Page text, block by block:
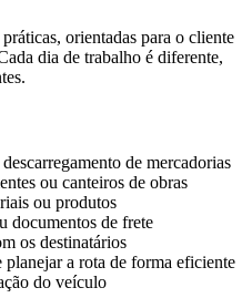
orientadas para o cliente
dia de trabalho é diferente,
de mercadorias
ou canteiros de obras
ou produtos
documentos de frete
os destinatários
a rota de forma eficiente
do veículo